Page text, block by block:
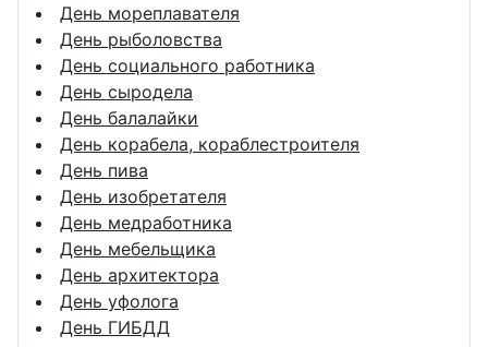
День мореплавателя
День рыболовства
День социального работника
День сыродела
День балалайки
День корабела, кораблестроителя
День пива
День изобретателя
День медработника
День мебельщика
День архитектора
День уфолога
День ГИБДД